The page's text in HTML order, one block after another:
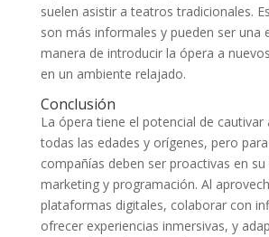
suelen asistir a teatros tradicionales.
son más informales y pueden ser una
manera de introducir la ópera a
en un ambiente relajado.
Conclusión
La ópera tiene el potencial de cautivar
todas las edades y orígenes, pero
compañías deben ser proactivas en
marketing y programación. Al
plataformas digitales, colaborar con
ofrecer experiencias inmersivas, y